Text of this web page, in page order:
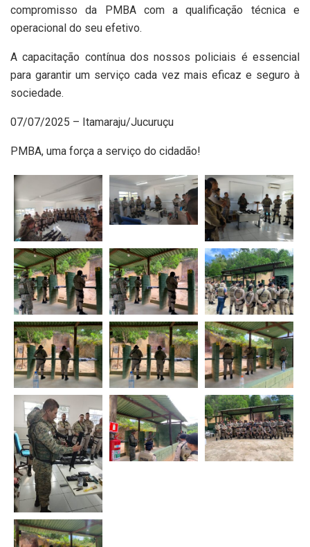
compromisso da PMBA com a qualificação técnica e
operacional do seu efetivo.
A capacitação contínua dos nossos policiais é essencial
para garantir um serviço cada vez mais eficaz e seguro à
sociedade.
07/07/2025 – Itamaraju/Jucuruçu
PMBA, uma força a serviço do cidadão!